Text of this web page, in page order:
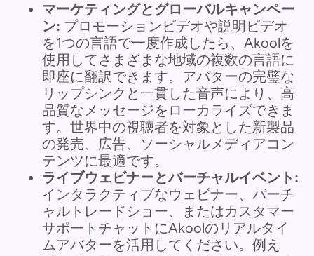
マーケティングとグローバルキャンペー
ン: プロモーションビデオや説明ビデオ
を1つの言語で一度作成したら、Akoolを
使用してさまざまな地域の複数の言語に
即座に翻訳できます。アバターの完璧な
リップシンクと一貫した音声により、高
品質なメッセージをローカライズできま
す。世界中の視聴者を対象とした新製品
の発売、広告、ソーシャルメディアコン
テンツに最適です。
ライブウェビナーとバーチャルイベント:
インタラクティブなウェビナー、バーチ
ャルトレードショー、またはカスタマー
サポートチャットにAkoolのリアルタイ
ムアバターを活用してください。例え